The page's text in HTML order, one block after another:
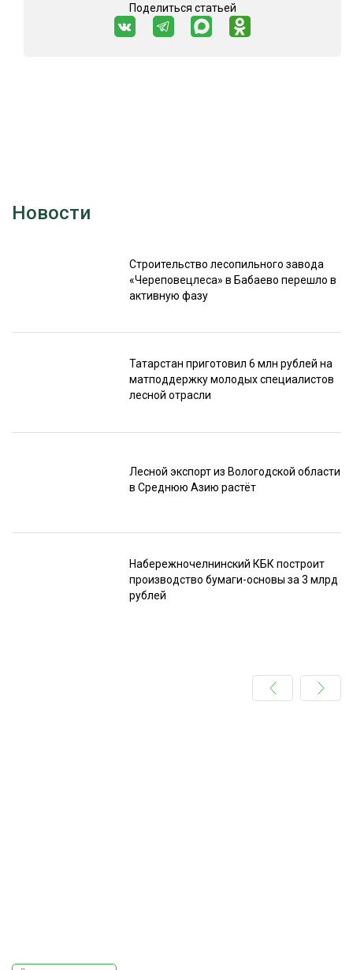
Поделиться статьей
Новости
Строительство лесопильного завода
«Череповецлеса» в Бабаево перешло в
активную фазу
Татарстан приготовил 6 млн рублей на
матподдержку молодых специалистов
лесной отрасли
Лесной экспорт из Вологодской области
в Среднюю Азию растёт
Набережночелнинский КБК построит
производство бумаги-основы за 3 млрд
рублей